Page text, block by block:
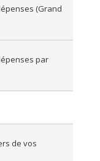
(Grand
par
de vos